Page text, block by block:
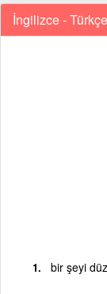
İngilizce - Türkçe
bir şeyi